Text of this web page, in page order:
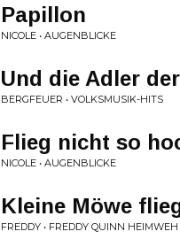
Papillon
NICOLE • AUGENBLICKE
Und die Adler
BERGFEUER • VOLKSMUSIK-HITS
Flieg nicht so
NICOLE • AUGENBLICKE
Kleine Möwe
FREDDY • FREDDY QUINN HEIMWEH